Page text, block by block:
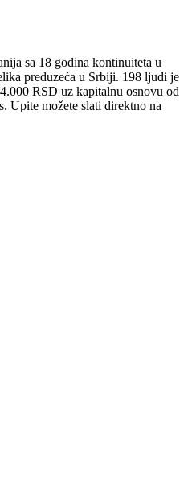
sa 18 godina kontinuiteta u
preduzeća u Srbiji. 198 ljudi je
RSD uz kapitalnu osnovu od
Upite možete slati direktno na